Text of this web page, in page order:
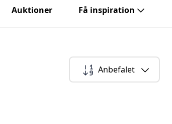
Auktioner Få inspiration
Anbefalet